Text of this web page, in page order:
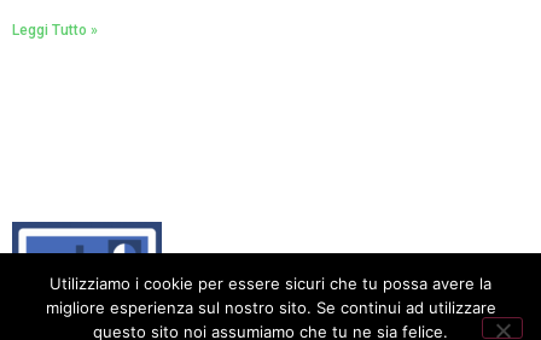
Leggi Tutto »
Utilizziamo i cookie per essere sicuri che tu possa avere la
migliore esperienza sul nostro sito. Se continui ad utilizzare
questo sito noi assumiamo che tu ne sia felice.